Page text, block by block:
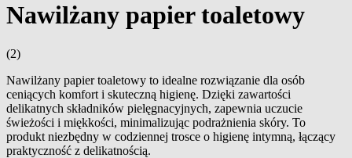
Nawilżany papier toaletowy
(2)
Nawilżany papier toaletowy to idealne rozwiązanie dla osób
ceniących komfort i skuteczną higienę. Dzięki zawartości
delikatnych składników pielęgnacyjnych, zapewnia uczucie
świeżości i miękkości, minimalizując podrażnienia skóry. To
produkt niezbędny w codziennej trosce o higienę intymną, łączący
praktyczność z delikatnością.